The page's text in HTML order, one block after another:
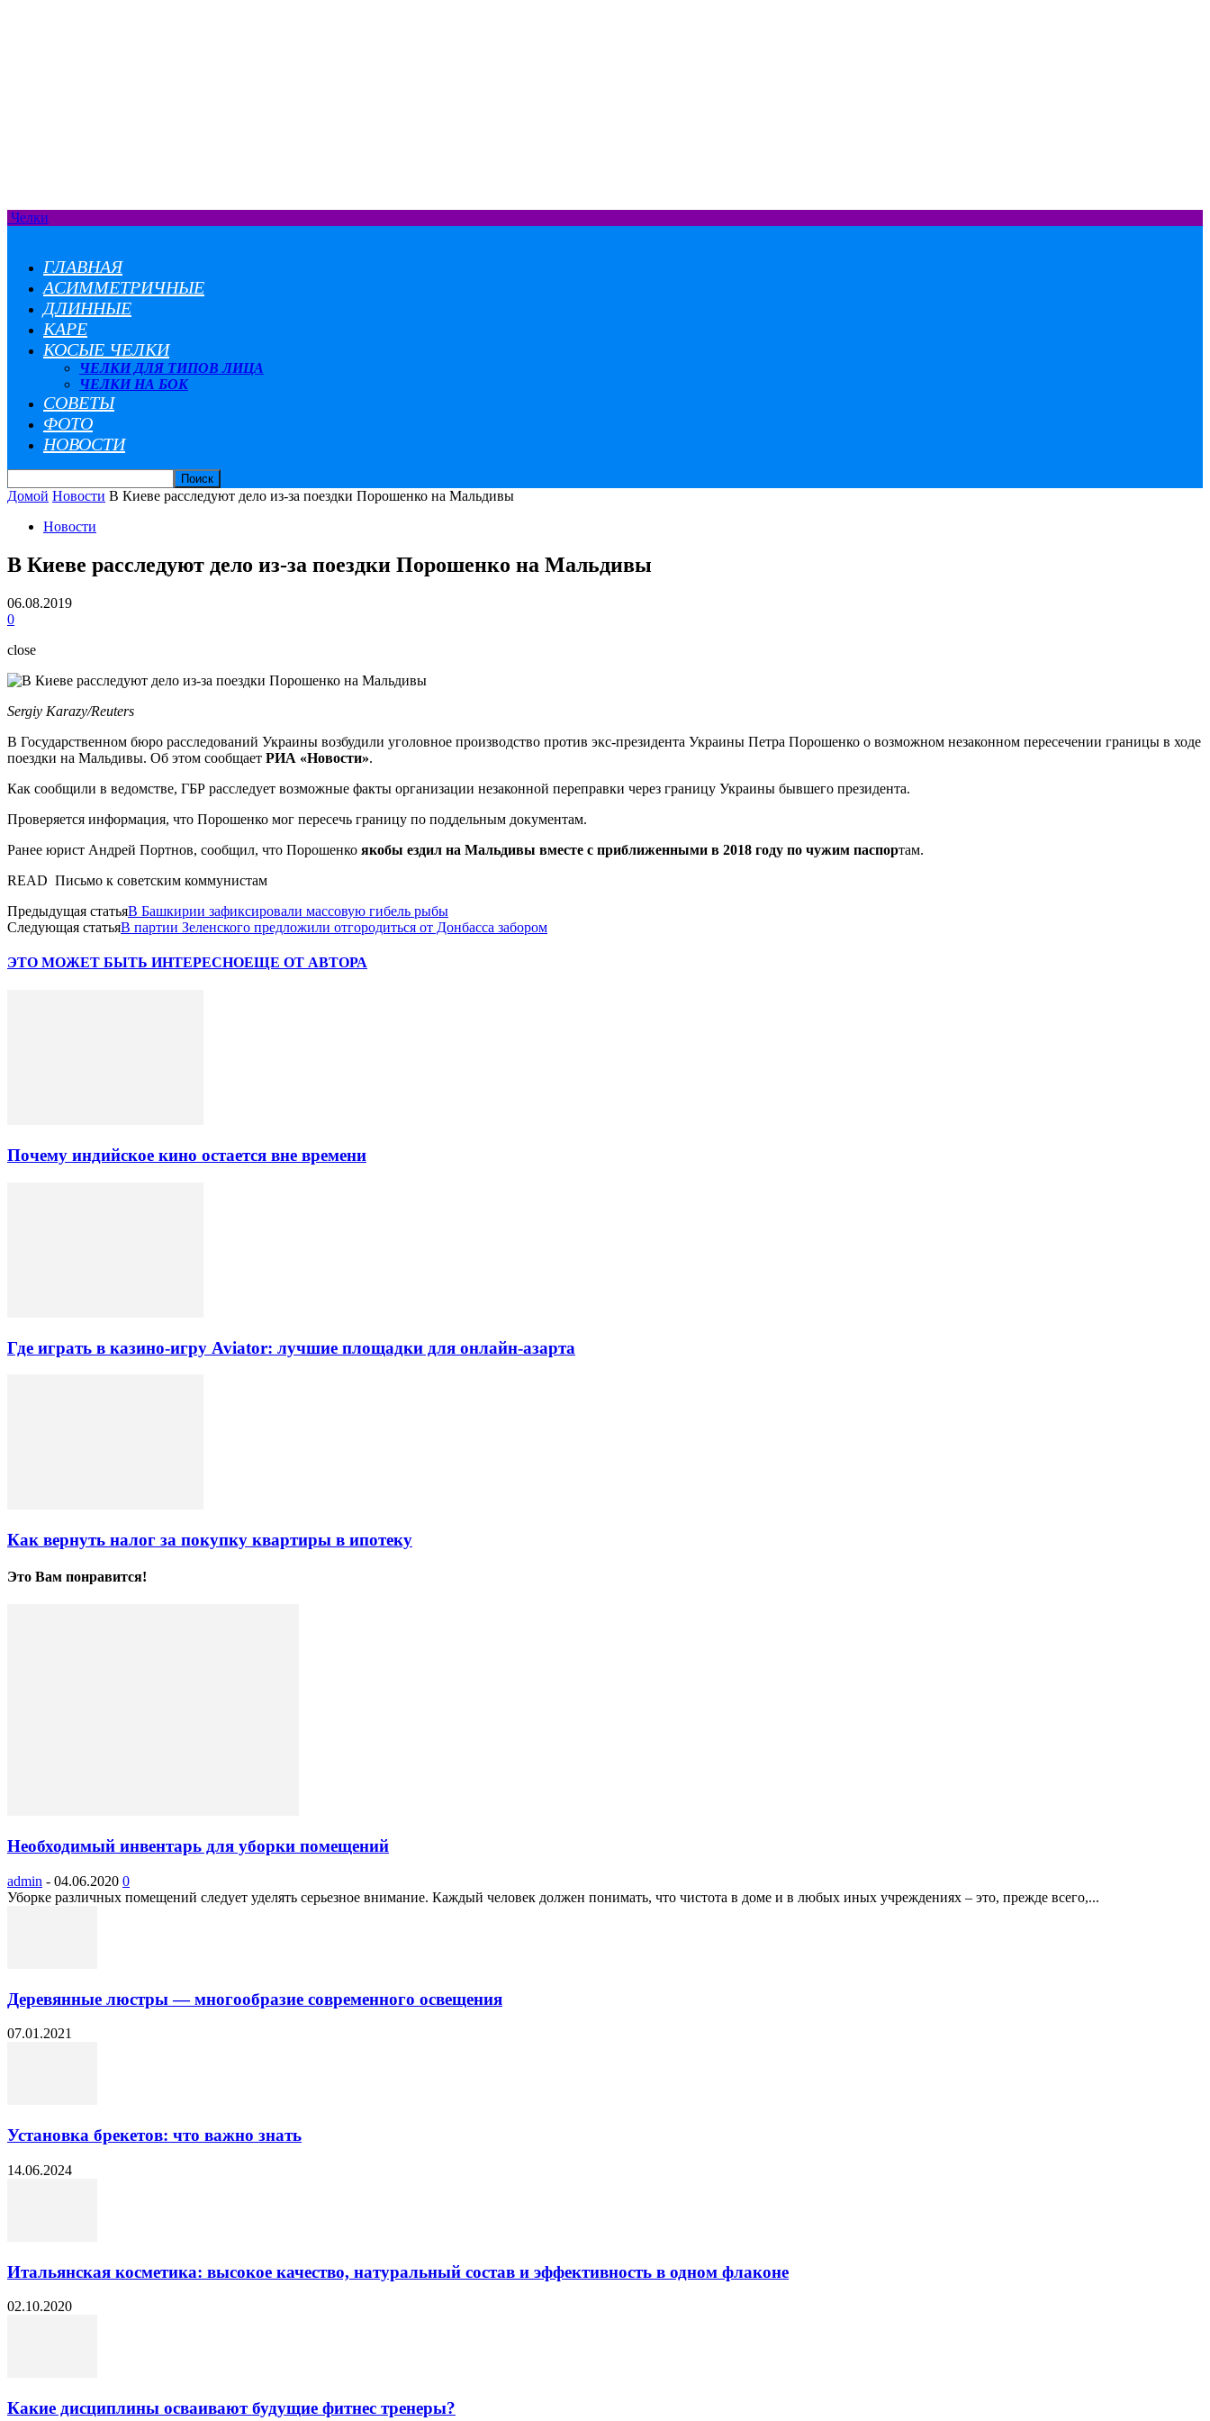
Челки
ГЛАВНАЯ
АСИММЕТРИЧНЫЕ
ДЛИННЫЕ
КАРЕ
КОСЫЕ ЧЕЛКИ
ЧЕЛКИ ДЛЯ ТИПОВ ЛИЦА
ЧЕЛКИ НА БОК
СОВЕТЫ
ФОТО
НОВОСТИ
Домой Новости В Киеве расследуют дело из-за поездки Порошенко на Мальдивы
Новости
В Киеве расследуют дело из-за поездки Порошенко на Мальдивы
06.08.2019
0
close
Sergiy Karazy/Reuters
В Государственном бюро расследований Украины возбудили уголовное производство против экс-президента Украины Петра Порошенко о возможном незаконном пересечении границы в ходе
поездки на Мальдивы. Об этом сообщает РИА «Новости».
Как сообщили в ведомстве, ГБР расследует возможные факты организации незаконной переправки через границу Украины бывшего президента.
Проверяется информация, что Порошенко мог пересечь границу по поддельным документам.
Ранее юрист Андрей Портнов, сообщил, что Порошенко якобы ездил на Мальдивы вместе с приближенными в 2018 году по чужим паспортам.
READ Письмо к советским коммунистам
Предыдущая статьяВ Башкирии зафиксировали массовую гибель рыбы
Следующая статьяВ партии Зеленского предложили отгородиться от Донбасса забором
ЭТО МОЖЕТ БЫТЬ ИНТЕРЕСНОЕЩЕ ОТ АВТОРА
Почему индийское кино остается вне времени
Где играть в казино-игру Aviator: лучшие площадки для онлайн-азарта
Как вернуть налог за покупку квартиры в ипотеку
Это Вам понравится!
Необходимый инвентарь для уборки помещений
admin - 04.06.2020 0
Уборке различных помещений следует уделять серьезное внимание. Каждый человек должен понимать, что чистота в доме и в любых иных учреждениях – это, прежде всего,...
Деревянные люстры — многообразие современного освещения
07.01.2021
Установка брекетов: что важно знать
14.06.2024
Итальянская косметика: высокое качество, натуральный состав и эффективность в одном флаконе
02.10.2020
Какие дисциплины осваивают будущие фитнес тренеры?